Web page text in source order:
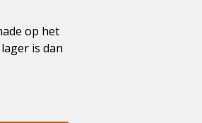
op het
is dan